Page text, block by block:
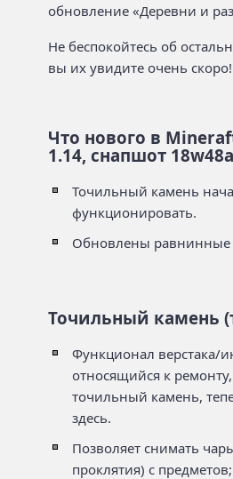
обновление «Деревни и
Не беспокойтесь об
вы их увидите очень скоро!
Что нового в
1.14, снапшот 18w48a
Точильный камень
функционировать.
Обновлены равнинные
Точильный камень
Функционал верстака/
относящийся к
точильный камень,
здесь.
Позволяет снимать
проклятия) с